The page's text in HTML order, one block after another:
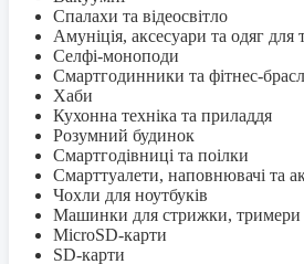
Спалахи та відеосвітло
Амуніція, аксесуари та одяг для
Селфi-моноподи
Смартгодинники та фітнес-
Хаби
Кухонна техніка та приладдя
Розумний будинок
Смартгодівниці та поілки
Смарттуалети, наповнювачі та
Чохли для ноутбуків
Машинки для стрижки, тримери
MicroSD-карти
SD-карти